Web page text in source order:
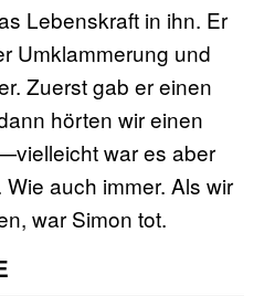
Lebenskraft in ihn. Er
Umklammerung und
Zuerst gab er einen
hörten wir einen
war es aber
auch immer. Als wir
war Simon tot.